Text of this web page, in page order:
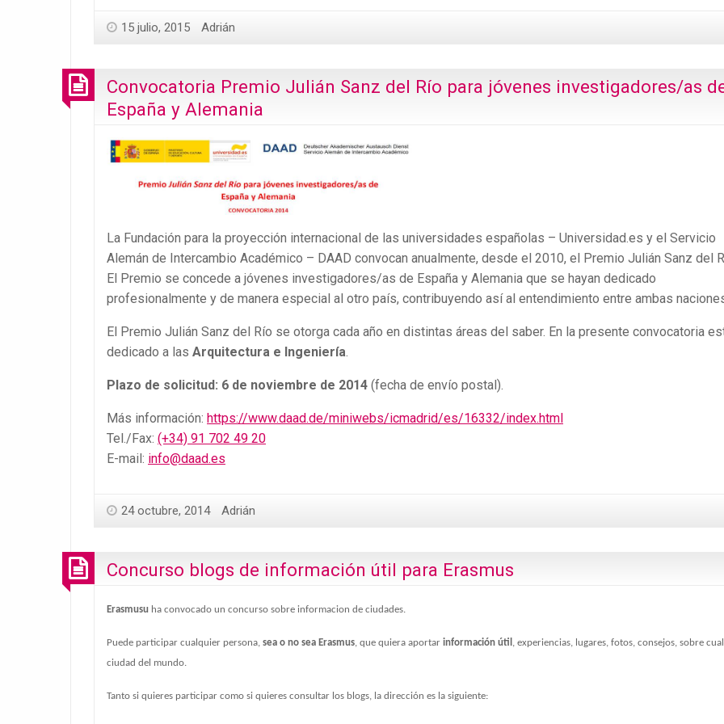
15 julio, 2015 Adrián
Convocatoria Premio Julián Sanz del Río para jóvenes investigadores/as
España y Alemania
La Fundación para la proyección internacional de las universidades españolas – Universidad.es y el Servicio
Alemán de Intercambio Académico – DAAD convocan anualmente, desde el 2010, el Premio Julián Sanz del
El Premio se concede a jóvenes investigadores/as de España y Alemania que se hayan dedicado
profesionalmente y de manera especial al otro país, contribuyendo así al entendimiento entre ambas
El Premio Julián Sanz del Río se otorga cada año en distintas áreas del saber. En la presente convocatoria
dedicado a las Arquitectura e Ingeniería.
Plazo de solicitud: 6 de noviembre de 2014 (fecha de envío postal).
Más información: https://www.daad.de/miniwebs/icmadrid/es/16332/index.html
Tel./Fax: (+34) 91 702 49 20
E-mail: info@daad.es
24 octubre, 2014 Adrián
Concurso blogs de información útil para Erasmus
Erasmusu ha convocado un concurso sobre informacion de ciudades.
Puede participar cualquier persona, sea o no sea Erasmus, que quiera aportar información útil , experiencias, lugares, fotos, consejos, sobre
ciudad del mundo.
Tanto si quieres participar como si quieres consultar los blogs, la dirección es la siguiente: